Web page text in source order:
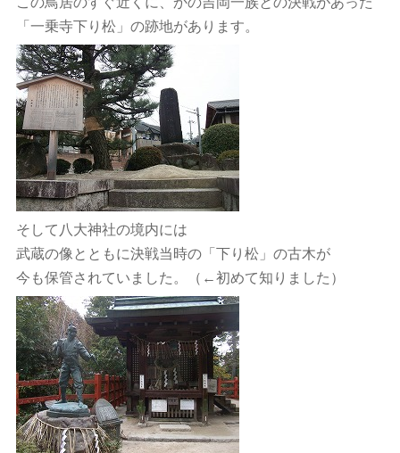
「一乗寺下り松」の跡地があります。
そして八大神社の境内には
武蔵の像とともに決戦当時の「下り松」の古木が
今も保管されていました。（←初めて知りました）